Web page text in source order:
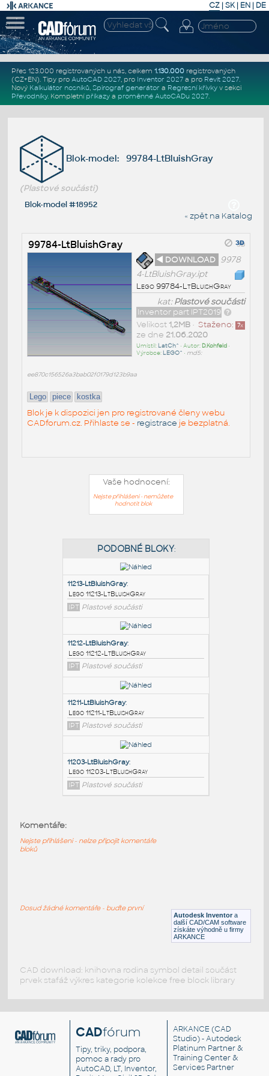
CZ | SK| EN | DE
Přes 123.000 registrovaných u nás, celkem 1.130.000registrovaných
(CZ+EN). Tipy pro AutoCAD 2027, pro Inventor 2027a pro Revit 2027.
Nový Kalkulátor nosníků, Spirograf generátor a Regresní křivkyv sekci
Převodníky. Kompletní příkazya proměnné AutoCADu 2027.
Blok-model: 99784-LtBluishGray
(Plastové součásti)
Blok-model #18952
« zpět na Katalog
99784-LtBluishGray
◄ DOWNLOAD 9978
4-LtBluishGray.ipt
Lego 99784-LtBluishGray
kat:Plastové součásti
Inventor part IPT2019
Staženo: 7x
Velikost 1,2MB•
ze dne 21.06.2020
Umístil: LatCh^ • Autor: D.Kohfeld•
Výrobce: LEGO^ • md5:
ee870c156526a3bab02f0179d123b9aa
Lego piece kostka
Blok je k dispozici jen pro registrované členy webu
CADforum.cz. Přihlaste se - registrace je bezplatná.
Vaše hodnocení:
Nejste přihlášeni - nemůžete
hodnotit blok
PODOBNÉ BLOKY
11213-LtBluishGray:
Lego 11213-LtBluishGray
IPT Plastové součásti
11212-LtBluishGray:
Lego 11212-LtBluishGray
IPT Plastové součásti
Lego 11211-LtBluishGray
Lego 11203-LtBluishGray
Autodesk Inventor a
další CAD/CAM software
získáte výhodně u firmy
ARKANCE
Komentáře:
Nejste přihlášeni - nelze připojit komentáře
bloků
Dosud žádné komentáře - buďte první
CAD download: knihovna rodina symbol detail součást
prvek stafáž výkres kategorie kolekce free block library
CADfórum
Tipy, triky, podpora,
pomoc a rady pro
AutoCAD, LT, Inventor,
ARKANCE (CAD
Studio) - Autodesk
Platinum Partner &
Training Center &
Services Partner